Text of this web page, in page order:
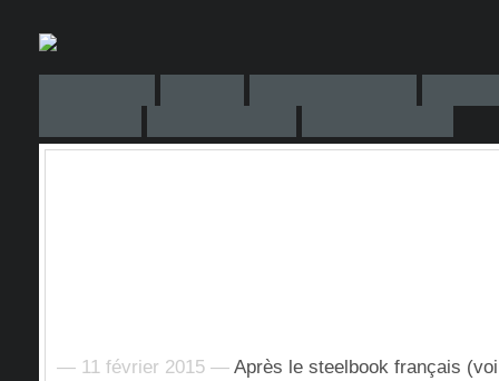
— 11 février 2015 — Après le steelbook français